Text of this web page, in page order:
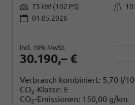
75 kW (102 PS)
10
01.05.2026
30.190,– €
incl. 19% MwSt.
Verbrauch kombiniert: 5,70 l/
CO2-Klasse: E
CO2-Emissionen: 150,00 g/km